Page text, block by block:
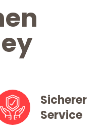
Sicherer
Service